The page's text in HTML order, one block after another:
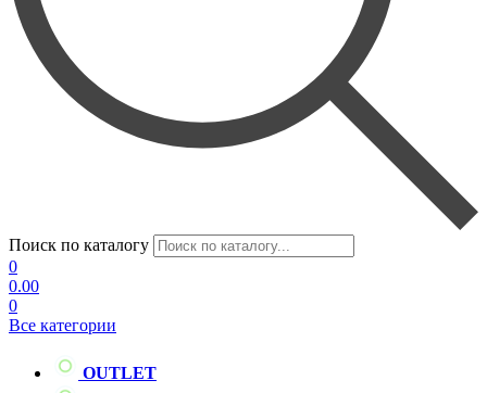
Поиск по каталогу
0
0.00
0
Все категории
OUTLET